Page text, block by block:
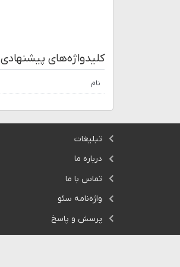
کلیدواژه‌های پیشنهادی
نام
تبلیغات
درباره ما
تماس با ما
واژه‌نامه سئو
پرسش و پاسخ